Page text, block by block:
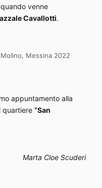
venne
Cavallotti.
Messina 2022
appuntamento alla
quartiere “San
Marta Cloe Scuderi